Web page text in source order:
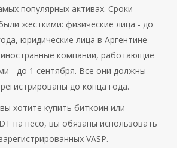
популярных активах. Сроки
жесткими: физические лица - до
юридические лица в Аргентине -
иностранные компании, работающие
- до 1 сентября. Все они должны
до конца года.
хотите купить биткоин или
на песо, вы обязаны использовать
VASP.